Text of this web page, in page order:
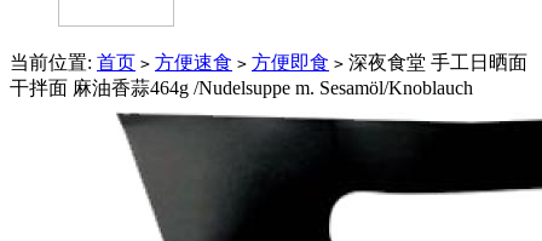
当前位置: 首页 > 方便速食 > 方便即食 > 深夜食堂 手工日晒面
干拌面 麻油香蒜464g /Nudelsuppe m. Sesamöl/Knoblauch